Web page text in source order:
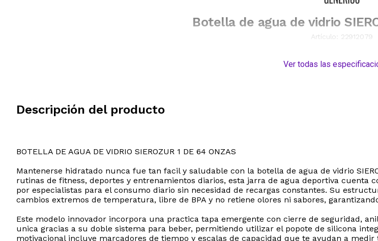
Botella de agua de vidrio
Artículo: 22912079
Ver todas las
Descripción del producto
BOTELLA DE AGUA DE VIDRIO SIEROZUR 1 DE 64 ONZAS
Mantenerse hidratado nunca fue tan facil y saludable con la botella de agua de vidrio
rutinas de fitness, deportes y entrenamientos diarios, esta jarra de agua deportiva cuenta
por especialistas para el consumo diario sin necesidad de recargas constantes. Su
cambios extremos de temperatura, libre de BPA y no retiene olores ni sabores,
Este modelo innovador incorpora una practica tapa emergente con cierre de seguridad,
unica gracias a su doble sistema para beber, permitiendo utilizar el popote de silicona
motivacional incluye marcadores de tiempo y escalas de capacidad que te ayudan a